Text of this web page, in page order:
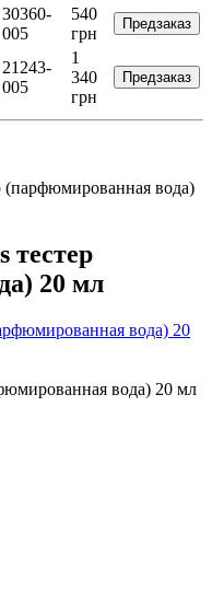
30360-
005
540
грн
Предзаказ
21243-
005
1
340
грн
Предзаказ
(парфюмированная вода)
тестер
20 мл
вода) 20 мл